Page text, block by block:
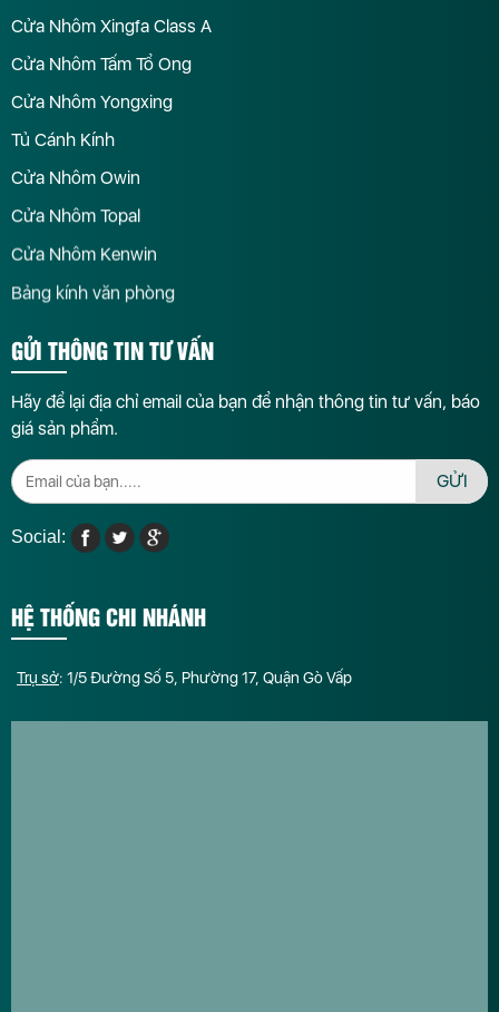
Cửa Nhôm Xingfa Class A
Cửa Nhôm Tấm Tổ Ong
Cửa Nhôm Yongxing
Tủ Cánh Kính
Cửa Nhôm Owin
Cửa Nhôm Topal
Cửa Nhôm Kenwin
Bảng kính văn phòng
GỬI THÔNG TIN TƯ VẤN
Hãy để lại địa chỉ email của bạn để nhận thông tin tư vấn, báo
giá sản phẩm.
GỬI
Social:
HỆ THỐNG CHI NHÁNH
Trụ sở: 1/5 Đường Số 5, Phường 17, Quận Gò Vấp